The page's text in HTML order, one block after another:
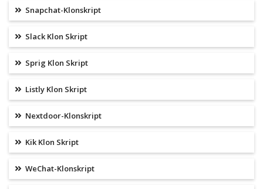
Snapchat-Klonskript
Slack Klon Skript
Sprig Klon Skript
Listly Klon Skript
Nextdoor-Klonskript
Kik Klon Skript
WeChat-Klonskript